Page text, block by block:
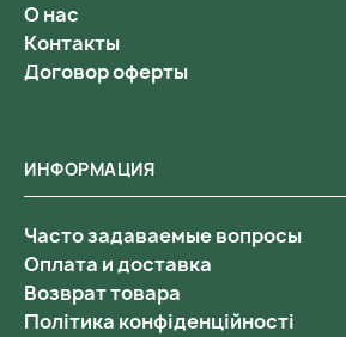
ИНФОРМАЦИЯ
Часто задаваемые вопросы
Оплата и доставка
Возврат товара
Політика конфіденційності
О нас
Контакты
Договор оферты